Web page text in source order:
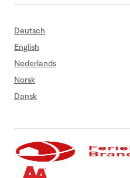
Deutsch
English
Nederlands
Norsk
Dansk